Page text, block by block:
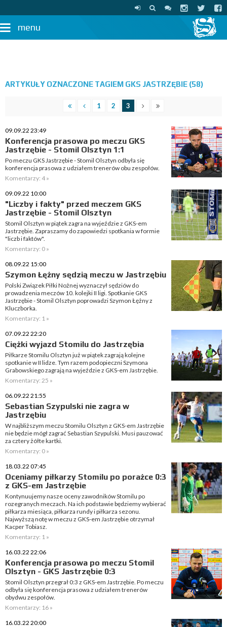
menu
ARTYKUŁY OZNACZONE TAGIEM GKS JASTRZĘBIE (58)
1 2 3
09.09.22 23:49
Konferencja prasowa po meczu GKS
Jastrzębie - Stomil Olsztyn 1:1
Po meczu GKS Jastrzębie - Stomil Olsztyn odbyła się
konferencja prasowa z udziałem trenerów obu zespołów.
Komentarzy: 4 »
09.09.22 10:00
"Liczby i fakty" przed meczem GKS
Jastrzębie - Stomil Olsztyn
Stomil Olsztyn w piątek zagra na wyjeździe z GKS-em
Jastrzębie. Zapraszamy do zapowiedzi spotkania w formie
"liczb i faktów".
Komentarzy: 0 »
08.09.22 15:00
Szymon Łężny sędzią meczu w Jastrzębiu
Polski Związek Piłki Nożnej wyznaczył sędziów do
prowadzenia meczów 10. kolejki II ligi. Spotkanie GKS
Jastrzębie - Stomil Olsztyn poprowadzi Szymon Łężny z
Kluczborka.
Komentarzy: 1 »
07.09.22 22:20
Ciężki wyjazd Stomilu do Jastrzębia
Piłkarze Stomilu Olsztyn już w piątek zagrają kolejne
spotkanie w II lidze. Tym razem podopieczni Szymona
Grabowskiego zagrają na wyjeździe z GKS-em Jastrzębie.
Komentarzy: 25 »
06.09.22 21:55
Sebastian Szypulski nie zagra w
Jastrzębiu
W najbliższym meczu Stomilu Olsztyn z GKS-em Jastrzębie
nie będzie mógł zagrać Sebastian Szypulski. Musi pauzować
za cztery żółte kartki.
Komentarzy: 0 »
18.03.22 07:45
Oceniamy piłkarzy Stomilu po porażce 0:3
z GKS-em Jastrzębie
Kontynuujemy nasze oceny zawodników Stomilu po
rozegranych meczach. Na ich podstawie będziemy wybierać
piłkarza miesiąca, piłkarza rundy i piłkarza sezonu.
Najwyższą notę w meczu z GKS-em Jastrzębie otrzymał
Kacper Tobiasz.
Komentarzy: 1 »
16.03.22 22:06
Konferencja prasowa po meczu Stomil
Olsztyn - GKS Jastrzębie 0:3
Stomil Olsztyn przegrał 0:3 z GKS-em Jastrzębie. Po meczu
odbyła się konferencja prasowa z udziałem trenerów
obydwu zespołów.
Komentarzy: 16 »
16.03.22 20:00